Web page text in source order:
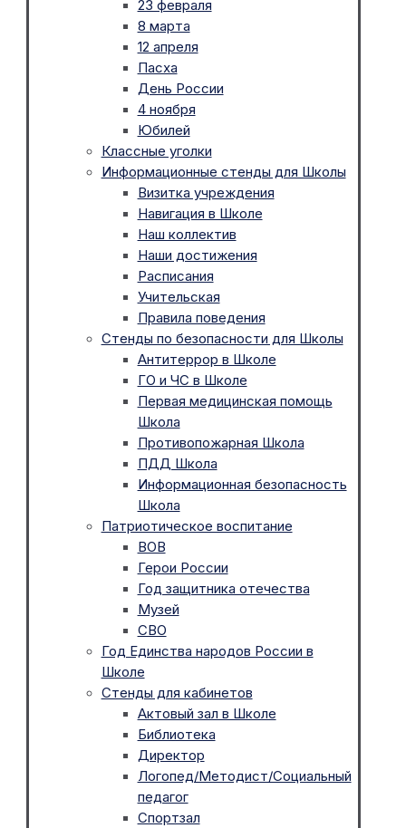
23 февраля
8 марта
12 апреля
Пасха
День России
4 ноября
Юбилей
Классные уголки
Информационные стенды для Школы
Визитка учреждения
Навигация в Школе
Наш коллектив
Наши достижения
Расписания
Учительская
Правила поведения
Стенды по безопасности для Школы
Антитеррор в Школе
ГО и ЧС в Школе
Первая медицинская помощь
Школа
Противопожарная Школа
ПДД Школа
Информационная безопасность
Школа
Патриотическое воспитание
ВОВ
Герои России
Год защитника отечества
Музей
СВО
Год Единства народов России в
Школе
Стенды для кабинетов
Актовый зал в Школе
Библиотека
Директор
Логопед/Методист/Социальный
педагог
Спортзал